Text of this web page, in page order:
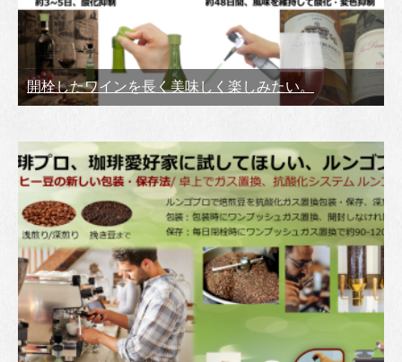
開栓したワインを長く美味しく楽しみたい。